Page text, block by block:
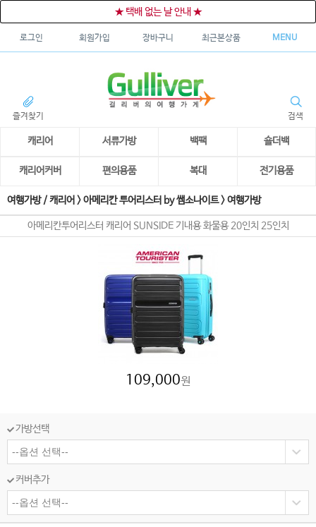
★ 택배 없는 날 안내 ★
로그인 회원가입 장바구니 최근본상품 MENU
즐겨찾기 검색
캐리어 서류가방 백팩 숄더백
캐리어커버 편의용품 복대 전기용품
여행가방 / 캐리어 >아메리칸 투어리스터 by 쌤소나이트>여행가방
아메리칸투어리스터 캐리어 SUNSIDE 기내용 화물용 20인치 25인치
109,000원
가방선택
커버추가